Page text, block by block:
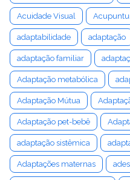
Acuidade Visual
adaptabilidade adaptação
adaptação familiar
Adaptação metabólica
Adaptação Mútua
Adaptação pet-bebê
adaptação sistêmica
Adaptações maternas